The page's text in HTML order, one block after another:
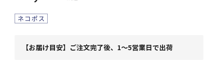
【お届け目安】ご注文完了後、1～5営業日で出荷